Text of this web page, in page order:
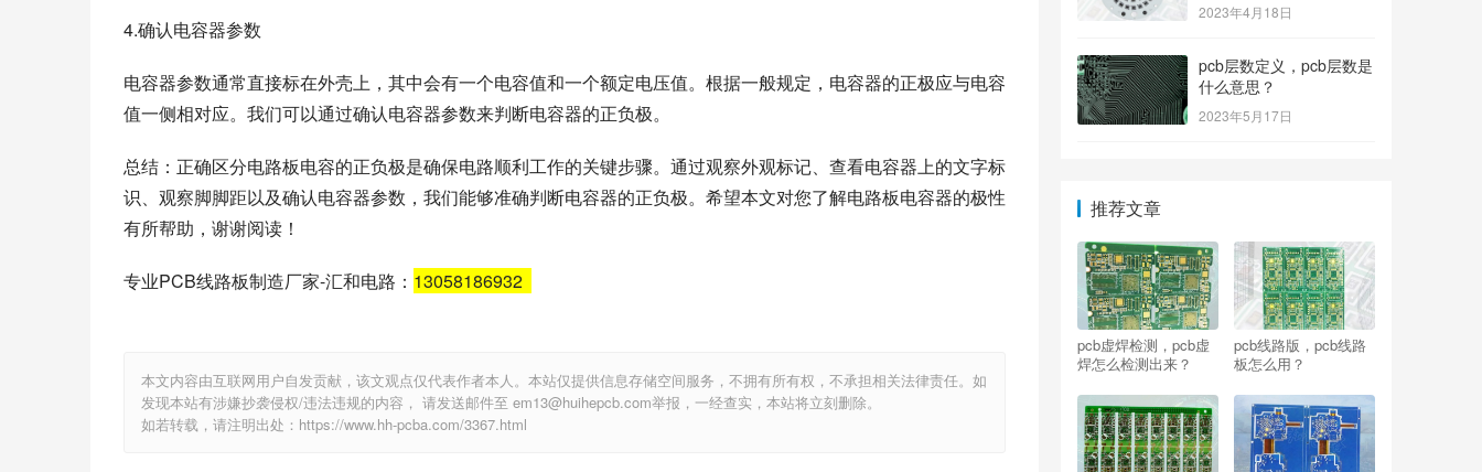
4.确认电容器参数
电容器参数通常直接标在外壳上，其中会有一个电容值和一个额定电压值。根据一般规定，电容器的正极应与电容
值一侧相对应。我们可以通过确认电容器参数来判断电容器的正负极。
总结：正确区分电路板电容的正负极是确保电路顺利工作的关键步骤。通过观察外观标记、查看电容器上的文字标
识、观察脚脚距以及确认电容器参数，我们能够准确判断电容器的正负极。希望本文对您了解电路板电容器的极性
有所帮助，谢谢阅读！
专业PCB线路板制造厂家-汇和电路： 13058186932
本文内容由互联网用户自发贡献，该文观点仅代表作者本人。本站仅提供信息存储空间服务，不拥有所有权，不承担相关法律责任。如
发现本站有涉嫌抄袭侵权/违法违规的内容， 请发送邮件至 em13@huihepcb.com举报，一经查实，本站将立刻删除。
如若转载，请注明出处：https://www.hh-pcba.com/3367.html
2023年4月18日
pcb层数定义，pcb层数是
什么意思？
2023年5月17日
推荐文章
pcb虚焊检测，pcb虚
焊怎么检测出来？
pcb线路版，pcb线路
板怎么用？